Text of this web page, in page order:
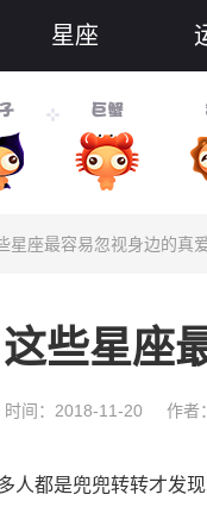
星座
星座最容易忽视身边的真
些星座
时间：2018-11-20 作者
都是兜兜转转才发现